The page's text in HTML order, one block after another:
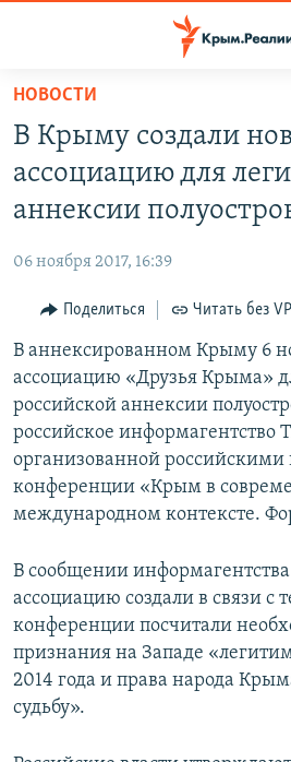
Вернуться
основному
содержанию
главной
навигации
Вернутся
поиску
СПЕЦПРОЕКТЫ
11 ЛЕТ ОККУПАЦИИ КРЫМА. 11
ЕЩЕ
ИНТЕРАКТИВ
ИНФОГРАФИКА
ТЕЛЕПРОЕКТ КРЫМ.РЕАЛИИ
СОВЕТЫ ПРАВОЗАЩИТНИКОВ
ПРОПАВШИЕ БЕЗ ВЕСТИ
ПОБЕДИТЕЛЕЙ НЕ СУДЯТ?
УКРАИНСКАЯ ПРОБЛЕМА КРЫМА
РАДІО СВОБОДА
КАК ОБОЙТИ БЛОКИРОВКУ
Українською
ПРИСОЕДИНЯЙТЕСЬ!
Все сайты RFE/RL
НОВОСТИ
В Крыму создали
ассоциацию для
аннексии
06 ноября 2017, 16:39
Поделиться Читать без
В аннексированном Крыму 6
ассоциацию «Друзья Крыма»
российской аннексии
российское информагентство
организованной российскими
конференции «Крым в
международном контексте.
В сообщении информагентства
ассоциацию создали в связи с
конференции посчитали
признания на Западе
2014 года и права народа
судьбу».